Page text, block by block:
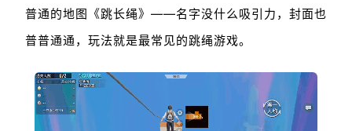
普通的地图《跳长绳》——名字没什么吸引力，封面也
普普通通，玩法就是最常见的跳绳游戏。